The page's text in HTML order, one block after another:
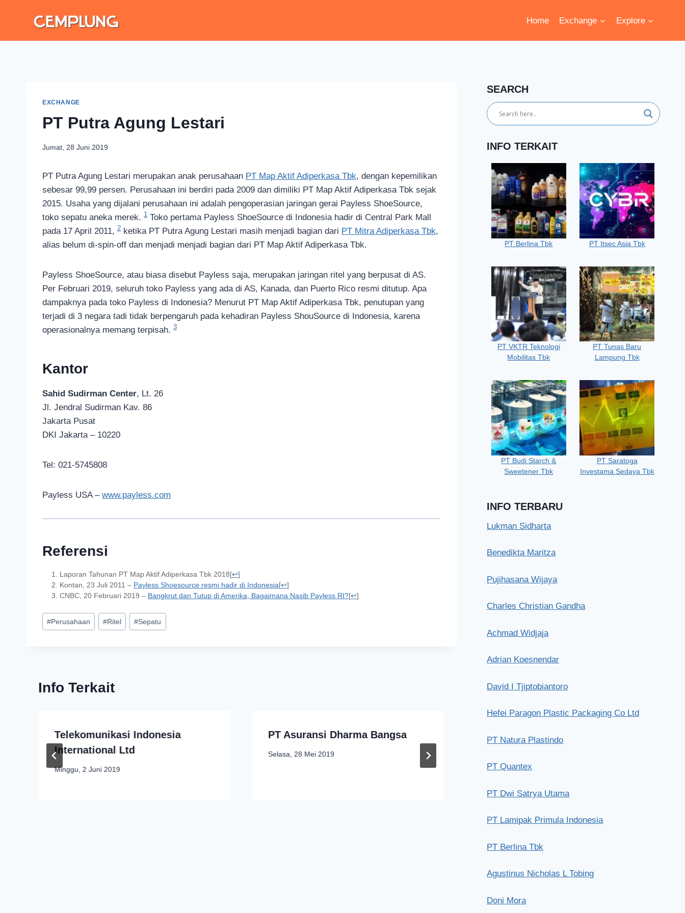
Home Exchange Explore
EXCHANGE
PT Putra Agung Lestari
Jumat, 28 Juni 2019
PT Putra Agung Lestari merupakan anak perusahaan PT Map Aktif Adiperkasa Tbk, dengan kepemilikan
sebesar 99,99 persen. Perusahaan ini berdiri pada 2009 dan dimiliki PT Map Aktif Adiperkasa Tbk sejak
2015. Usaha yang dijalani perusahaan ini adalah pengoperasian jaringan gerai Payless ShoeSource,
toko sepatu aneka merek. 1 Toko pertama Payless ShoeSource di Indonesia hadir di Central Park Mall
pada 17 April 2011, 2 ketika PT Putra Agung Lestari masih menjadi bagian dari PT Mitra Adiperkasa Tbk,
alias belum di-spin-off dan menjadi menjadi bagian dari PT Map Aktif Adiperkasa Tbk.
Payless ShoeSource, atau biasa disebut Payless saja, merupakan jaringan ritel yang berpusat di AS.
Per Februari 2019, seluruh toko Payless yang ada di AS, Kanada, dan Puerto Rico resmi ditutup. Apa
dampaknya pada toko Payless di Indonesia? Menurut PT Map Aktif Adiperkasa Tbk, penutupan yang
terjadi di 3 negara tadi tidak berpengaruh pada kehadiran Payless ShouSource di Indonesia, karena
operasionalnya memang terpisah. 3
Kantor
Sahid Sudirman Center, Lt. 26
Jl. Jendral Sudirman Kav. 86
Jakarta Pusat
DKI Jakarta – 10220
Tel: 021-5745808
Payless USA – www.payless.com
Referensi
Laporan Tahunan PT Map Aktif Adiperkasa Tbk 2018[↩]
Kontan, 23 Juli 2011 – Payless Shoesource resmi hadir di Indonesia[↩]
CNBC, 20 Februari 2019 – Bangkrut dan Tutup di Amerika, Bagaimana Nasib Payless RI?[↩]
#Perusahaan #Ritel #Sepatu
Info Terkait
Telekomunikasi Indonesia
International Ltd
Minggu, 2 Juni 2019
PT Asuransi Dharma Bangsa
Selasa, 28 Mei 2019
Bank Mantap
SEARCH
INFO TERKAIT
PT Berlina Tbk PT Itsec Asia Tbk
PT VKTR Teknologi
Mobilitas Tbk
PT Tunas Baru
Lampung Tbk
PT Budi Starch &
Sweetener Tbk
PT Saratoga
Investama Sedaya Tbk
INFO TERBARU
Lukman Sidharta
Benedikta Maritza
Pujihasana Wijaya
Charles Christian Gandha
Achmad Widjaja
Adrian Koesnendar
David I Tjiptobiantoro
Hefei Paragon Plastic Packaging Co Ltd
PT Natura Plastindo
PT Quantex
PT Dwi Satrya Utama
PT Lamipak Primula Indonesia
PT Berlina Tbk
Agustinus Nicholas L Tobing
Doni Mora